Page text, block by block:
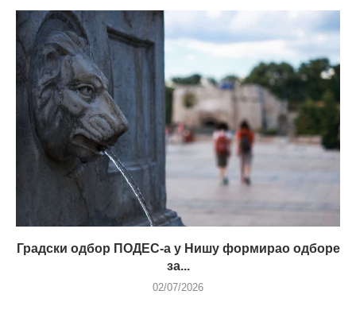
Градски одбор ПОДЕС-а у Нишу формирао одборе
за...
02/07/2026